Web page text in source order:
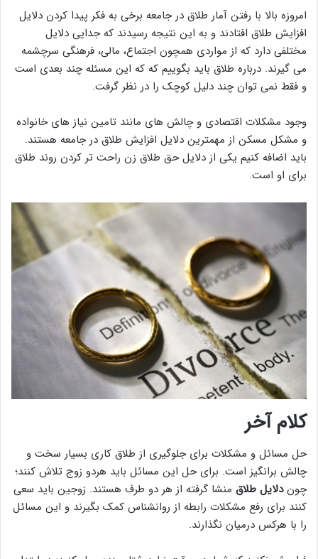
امروزه بالا با رفتن آمار طلاق در جامعه برخی به فکر پیدا کردن دلایل
افزایش طلاق افتادند و به این نتیجه رسیدند که جدایی دلایل
مختلفی دارد که از مواردی همچون اجتماع، مالی، فرهنگی سرچشمه
می گیرند. درباره طلاق باید بگوییم که که این مسئله چند بعدی است
و فقط نمی توان چند دلیل کوچک را در نظر گرفت.
وجود مشکلات اقتصادی و چالش های مانند تامین نیاز های خانواده
و مشکل مسکن از مهمترین دلایل افزایش طلاق در جامعه هستند.
باید اضافه کنیم یکی از دلایل حق طلاق زن راحت تر کردن روند طلاق
برای او است.
کلام آخر
حل مسائل و مشکلات برای جلوگیری از طلاق کاری بسیار سخت و
چالش برانگیز است. برای حل این مسائل باید هردو زوج تلاش کنند؛
چوندلایل طلاق منشا گرفته از هر دو طرف هستند. زوجین باید سعی
کنند برای رفع مشکلات رابطه از روانشناس کمک بگیرند و این مسائل
را با هرکس درمیان نگذارند.